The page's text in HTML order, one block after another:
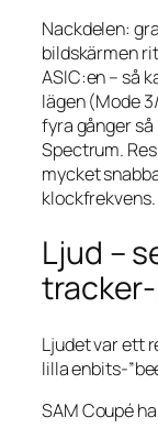
Nackdelen:
bildskärmen
ASIC:en – så
lägen (Mode
fyra gånger
Spectrum.
mycket
klockfrekvens.
Ljud –
Ljudet var ett
lilla enbits-
SAM Coupé